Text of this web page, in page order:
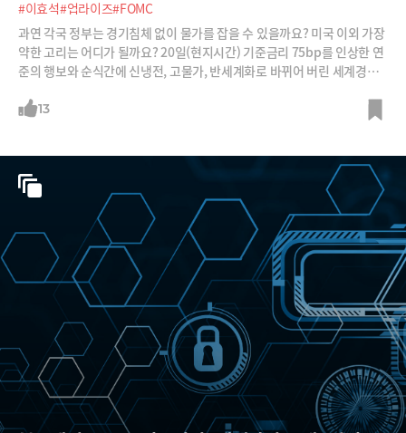
#이효석#업라이즈#FOMC
과연 각국 정부는 경기침체 없이 물가를 잡을 수 있을까요? 미국 이외 가장
약한 고리는 어디가 될까요? 20일(현지시간) 기준금리 75bp를 인상한 연
준의 행보와 순식간에 신냉전, 고물가, 반세계화로 바뀌어 버린 세계경제
13